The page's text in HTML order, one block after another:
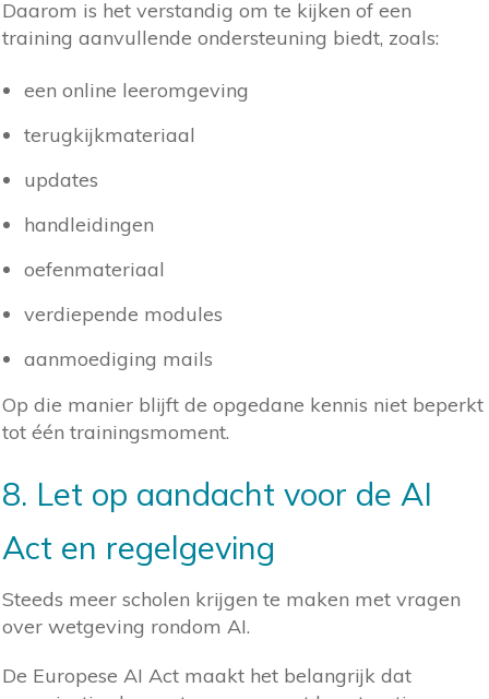
Daarom is het verstandig om te kijken of een
training aanvullende ondersteuning biedt, zoals:
een online leeromgeving
terugkijkmateriaal
updates
handleidingen
oefenmateriaal
verdiepende modules
aanmoediging mails
Op die manier blijft de opgedane kennis niet beperkt
tot één trainingsmoment.
8. Let op aandacht voor de AI
Act en regelgeving
Steeds meer scholen krijgen te maken met vragen
over wetgeving rondom AI.
De Europese AI Act maakt het belangrijk dat